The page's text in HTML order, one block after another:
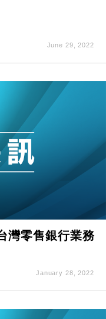
June 29, 2022
灣零售銀行業務
January 28, 2022